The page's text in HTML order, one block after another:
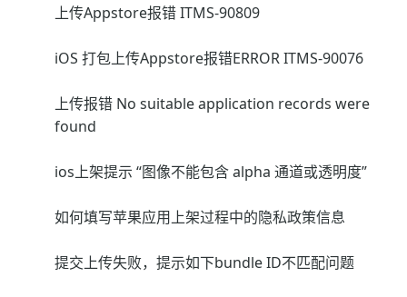
上传Appstore报错 ITMS-90809
iOS 打包上传Appstore报错ERROR ITMS-90076
上传报错 No suitable application records were
found
ios上架提示 “图像不能包含 alpha 通道或透明度”
如何填写苹果应用上架过程中的隐私政策信息
提交上传失败，提示如下bundle ID不匹配问题